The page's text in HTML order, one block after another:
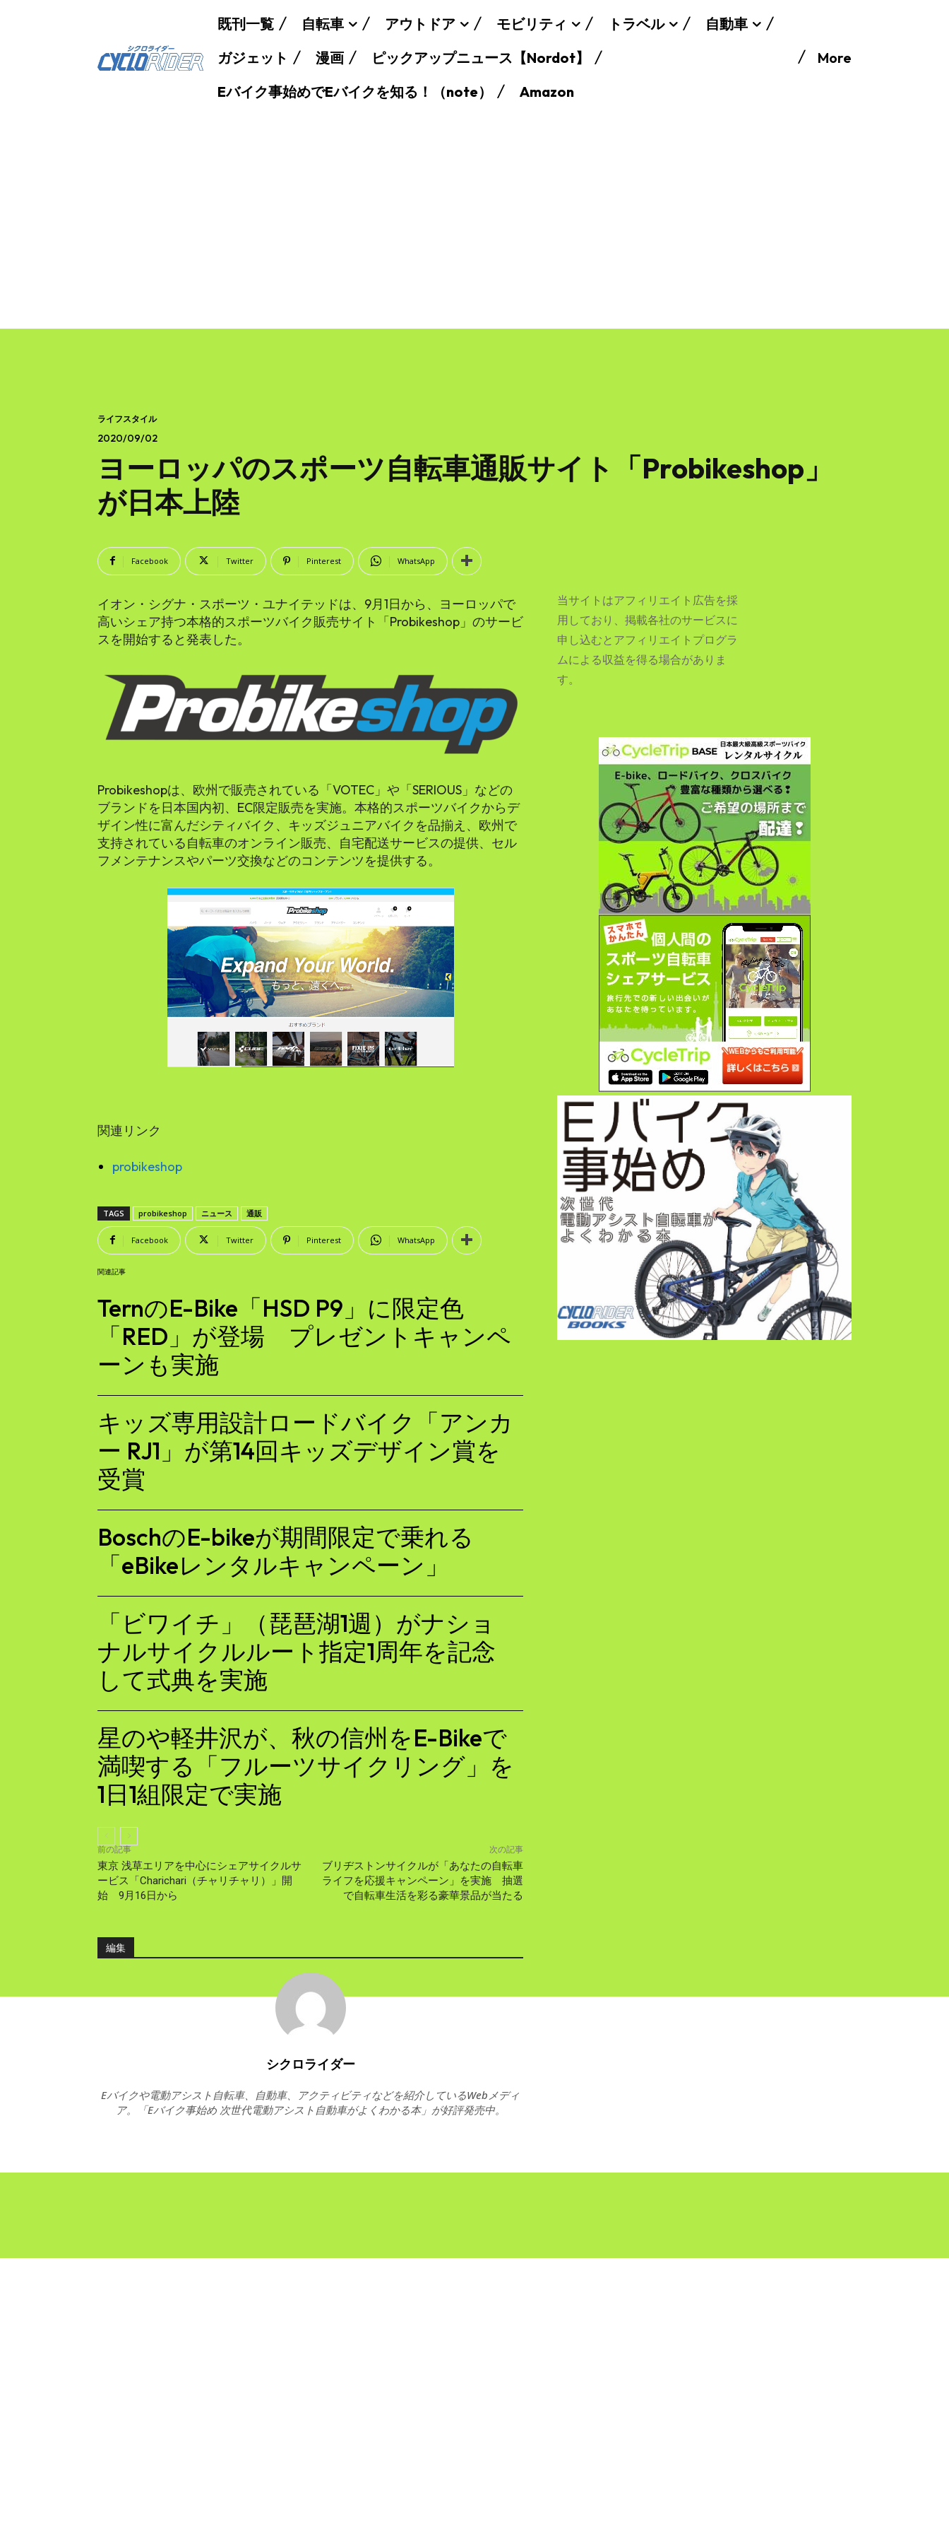
既刊一覧 自転車 アウトドア モビリティ トラベル
自動車
ガジェット
漫画
ピックアップニュース【Nordot】
Eバイク事始めでEバイクを知る！（note）
Amazon
More
ライフスタイル
2020/09/02
ヨーロッパのスポーツ自転車通販サイト「Probikeshop」
が日本上陸
Facebook Twitter Pinterest WhatsApp
イオン・シグナ・スポーツ・ユナイテッドは、9月1日から、ヨーロッパで
高いシェア持つ本格的スポーツバイク販売サイト「Probikeshop」のサービ
スを開始すると発表した。
Probikeshopは、欧州で販売されている「VOTEC」や「SERIOUS」などの
ブランドを日本国内初、EC限定販売を実施。本格的スポーツバイクからデ
ザイン性に富んだシティバイク、キッズジュニアバイクを品揃え、欧州で
支持されている自転車のオンライン販売、自宅配送サービスの提供、セル
フメンテナンスやパーツ交換などのコンテンツを提供する。
関連リンク
probikeshop
TAGS probikeshop ニュース 通販
Facebook Twitter Pinterest WhatsApp
関連記事
TernのE-Bike「HSD P9」に限定色
「RED」が登場 プレゼントキャンペ
ーンも実施
キッズ専用設計ロードバイク「アンカ
ー RJ1」が第14回キッズデザイン賞を
受賞
BoschのE-bikeが期間限定で乗れる
「eBikeレンタルキャンペーン」
「ビワイチ」（琵琶湖1週）がナショ
ナルサイクルルート指定1周年を記念
して式典を実施
星のや軽井沢が、秋の信州をE-Bikeで
満喫する「フルーツサイクリング」を
1日1組限定で実施
前の記事
東京 浅草エリアを中心にシェアサイクルサ
ービス「Charichari（チャリチャリ）」開
始 9月16日から
次の記事
ブリヂストンサイクルが「あなたの自転車
ライフを応援キャンペーン」を実施 抽選
で自転車生活を彩る豪華景品が当たる
編集
シクロライダー
Eバイクや電動アシスト自転車、自動車、アクティビティなどを紹介しているWebメディ
ア。「Eバイク事始め 次世代電動アシスト自動車がよくわかる本」が好評発売中。
当サイトはアフィリエイト広告を採
用しており、掲載各社のサービスに
申し込むとアフィリエイトプログラ
ムによる収益を得る場合がありま
す。